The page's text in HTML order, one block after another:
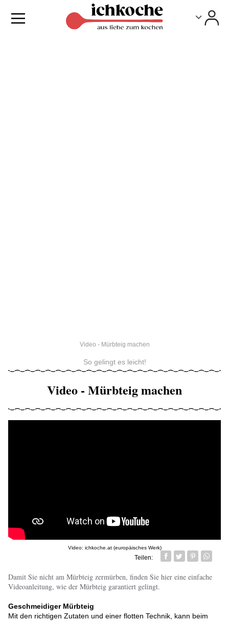
Video - Mürbteig machen
So gelingt es leicht!
Video - Mürbteig machen
Video: ichkoche.at (europäisches Werk)
Teilen:
Facebook
TwitterPin it
Damit Sie nicht am Mürbteig zermürben, finden Sie hier eine einfache
Videoanleitung, wie der Mürbteig garantiert gelingt.
Geschmeidiger Mürbteig
Mit den richtigen Zutaten und einer flotten Technik, kann beim